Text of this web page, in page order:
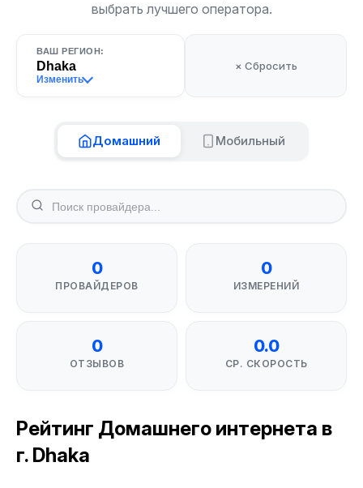
выбрать лучшего оператора.
ВАШ РЕГИОН:
Dhaka
Изменить
× Сбросить
Домашний Мобильный
0
ПРОВАЙДЕРОВ
0
ИЗМЕРЕНИЙ
0
ОТЗЫВОВ
0.0
СР. СКОРОСТЬ
Рейтинг Домашнего интернета в
г. Dhaka